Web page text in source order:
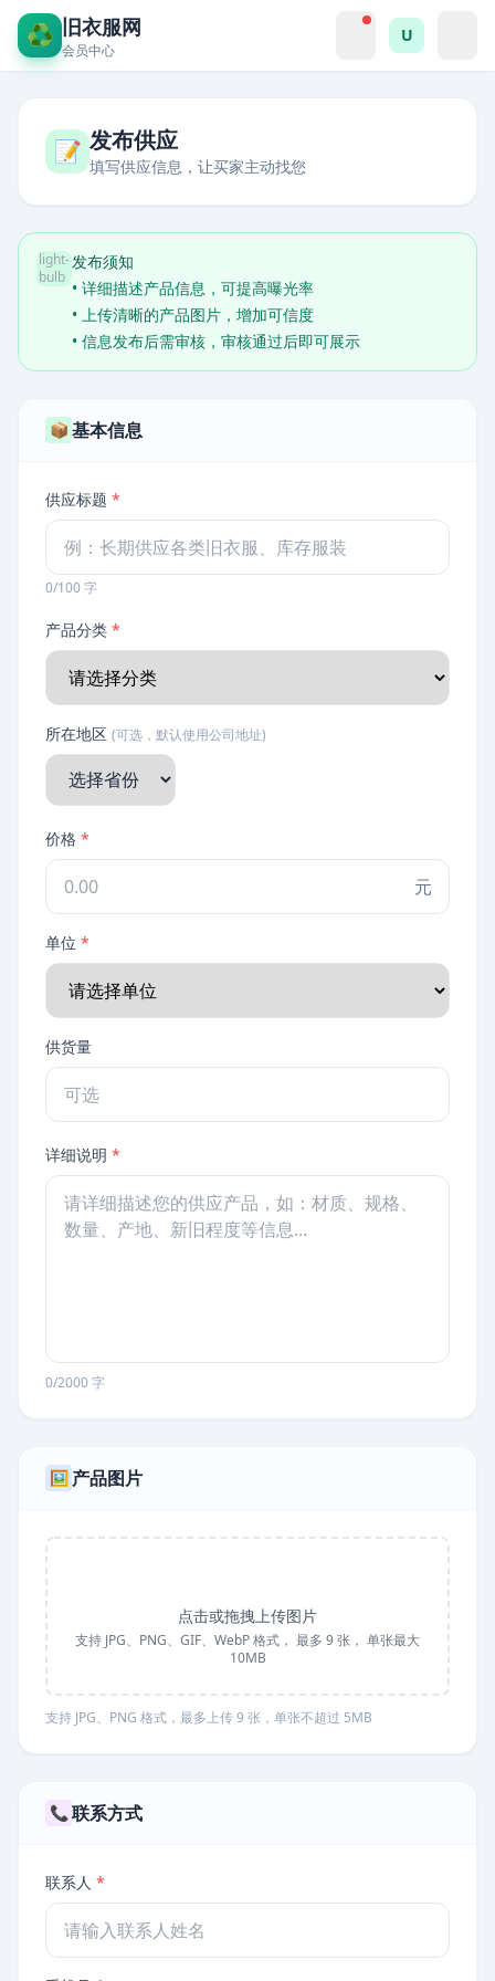
♻️ 旧衣服网
会员中心
U
📝 发布供应
填写供应信息，让买家主动找您
light-
bulb
发布须知
• 详细描述产品信息，可提高曝光率
• 上传清晰的产品图片，增加可信度
• 信息发布后需审核，审核通过后即可展示
📦 基本信息
供应标题 *
0/100 字
产品分类 *
所在地区 (可选，默认使用公司地址)
价格 *
元
单位 *
供货量
详细说明 *
0/2000 字
🖼️ 产品图片
点击或拖拽上传图片
支持 JPG、PNG、GIF、WebP 格式， 最多 9 张， 单张最大
10MB
支持 JPG、PNG 格式，最多上传 9 张，单张不超过 5MB
📞 联系方式
联系人 *